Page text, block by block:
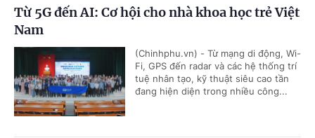
Từ 5G đến AI: Cơ hội cho nhà khoa học trẻ Việt
Nam
(Chinhphu.vn) - Từ mạng di động, Wi-
Fi, GPS đến radar và các hệ thống trí
tuệ nhân tạo, kỹ thuật siêu cao tần
đang hiện diện trong nhiều công...